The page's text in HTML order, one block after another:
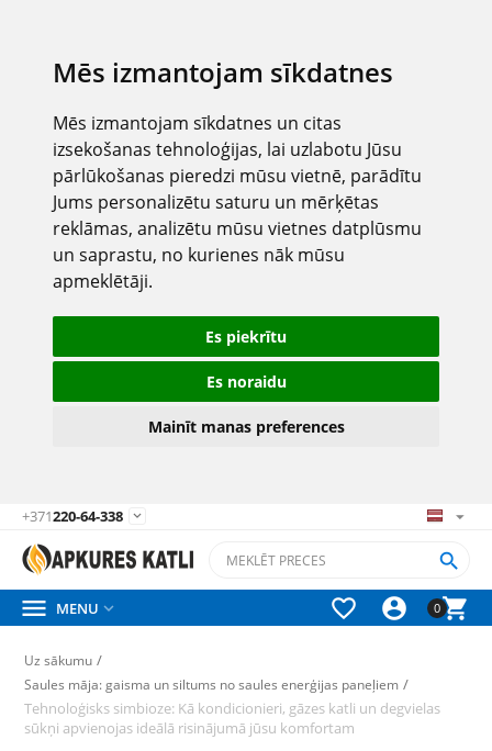
Mēs izmantojam sīkdatnes
Mēs izmantojam sīkdatnes un citas
izsekošanas tehnoloģijas, lai uzlabotu Jūsu
pārlūkošanas pieredzi mūsu vietnē, parādītu
Jums personalizētu saturu un mērķētas
reklāmas, analizētu mūsu vietnes datplūsmu
un saprastu, no kurienes nāk mūsu
apmeklētāji.
Es piekrītu
Es noraidu
Mainīt manas preferences
+371220-64-338 
0



 MENU 
Uz sākumu /
Saules māja: gaisma un siltums no saules enerģijas paneļiem /
Tehnoloģisks simbioze: Kā kondicionieri, gāzes katli un degvielas
sūkņi apvienojas ideālā risinājumā jūsu komfortam